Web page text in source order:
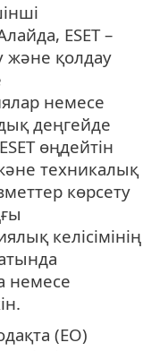
ESET –
және қолдау
немесе
деңгейде
өңдейтін
техникалық
көрсету
келісімінің
немесе
(ЕО)